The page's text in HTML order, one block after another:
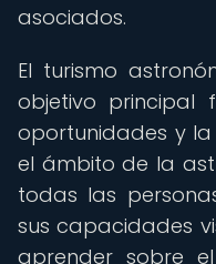
asociados.
El turismo
objetivo principal
oportunidades y
el ámbito de la
todas las
sus capacidades
aprender sobre